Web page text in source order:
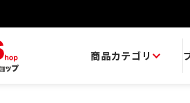
商品カテゴリ